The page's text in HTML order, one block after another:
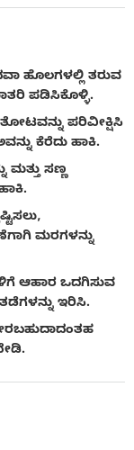
ಹೊಲಗಳಲ್ಲಿ ತರುವ
ಪಡಿಸಿಕೊಳ್ಳಿ.
ಪರಿವೀಕ್ಷಿಸಿ
ಕೆರೆದು ಹಾಕಿ.
ಮತ್ತು ಸಣ್ಣ
ಮರಗಳನ್ನು
ಆಹಾರ ಒದಗಿಸುವ
ಇರಿಸಿ.